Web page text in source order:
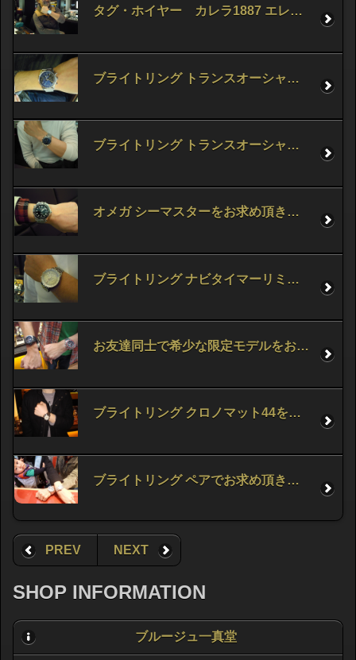
タグ・ホイヤー カレラ1887 エレガンスをお求め頂きました。
ブライトリング トランスオーシャン クロノグラフをお求め頂きました。
ブライトリング トランスオーシャン クロノグラフをお求め頂きました。
オメガ シーマスターをお求め頂きました。
ブライトリング ナビタイマーリミテッド 01をお求め頂きました。
お友達同士で希少な限定モデルをお求め頂きました。
ブライトリング クロノマット44をお求め頂きました。
ブライトリング ペアでお求め頂きました。
PREV NEXT
SHOP INFORMATION
ブルージュ一真堂